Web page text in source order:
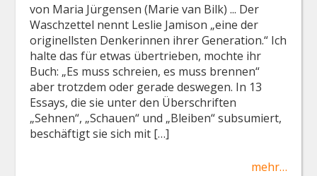
von Maria Jürgensen (Marie van Bilk) ... Der
Waschzettel nennt Leslie Jamison „eine der
originellsten Denkerinnen ihrer Generation.“ Ich
halte das für etwas übertrieben, mochte ihr
Buch: „Es muss schreien, es muss brennen“
aber trotzdem oder gerade deswegen. In 13
Essays, die sie unter den Überschriften
„Sehnen“, „Schauen“ und „Bleiben“ subsumiert,
beschäftigt sie sich mit […]
mehr…